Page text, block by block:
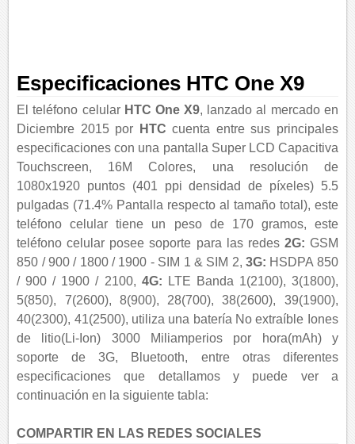
Especificaciones HTC One X9
El teléfono celular HTC One X9, lanzado al mercado en
Diciembre 2015 por
HTC cuenta entre sus principales
especificaciones con una pantalla Super LCD Capacitiva
Touchscreen, 16M Colores, una resolución de
1080x1920 puntos (401 ppi densidad de píxeles) 5.5
pulgadas (71.4% Pantalla respecto al tamaño total), este
teléfono celular tiene un peso de 170 gramos, este
teléfono celular posee soporte para las redes 2G: GSM
850 / 900 / 1800 / 1900 - SIM 1 & SIM 2,3G: HSDPA 850
/ 900 / 1900 / 2100, 4G: LTE Banda 1(2100), 3(1800),
5(850), 7(2600), 8(900), 28(700), 38(2600), 39(1900),
40(2300), 41(2500), utiliza una batería No extraíble Iones
de litio(Li-Ion) 3000 Miliamperios por hora(mAh) y
soporte de 3G, Bluetooth, entre otras diferentes
especificaciones que detallamos y puede ver a
continuación en la siguiente tabla:
COMPARTIR EN LAS REDES SOCIALES